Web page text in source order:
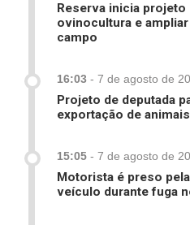
Reserva inicia
ovinocultura e
campo
16:03 - 7 de agosto de
Projeto de deputada
exportação de
15:05 - 7 de agosto de
Motorista é preso
veículo durante fuga